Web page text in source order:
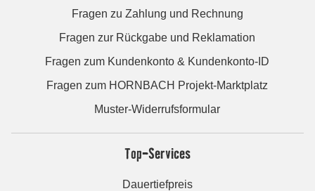
Fragen zu Zahlung und Rechnung
Fragen zur Rückgabe und Reklamation
Fragen zum Kundenkonto & Kundenkonto-ID
Fragen zum HORNBACH Projekt-Marktplatz
Muster-Widerrufsformular
Top-Services
Dauertiefpreis